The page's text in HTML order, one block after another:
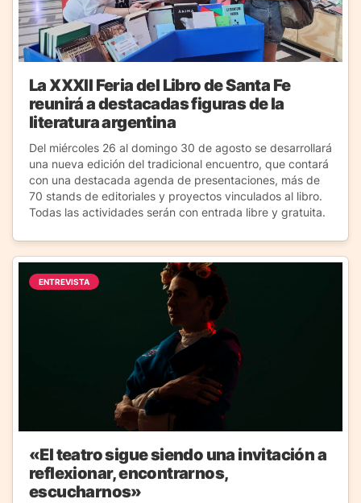
La XXXII Feria del Libro de Santa Fe
reunirá a destacadas figuras de la
literatura argentina
Del miércoles 26 al domingo 30 de agosto se desarrollará
una nueva edición del tradicional encuentro, que contará
con una destacada agenda de presentaciones, más de
70 stands de editoriales y proyectos vinculados al libro.
Todas las actividades serán con entrada libre y gratuita.
ENTREVISTA
«El teatro sigue siendo una invitación a
reflexionar, encontrarnos,
escucharnos»